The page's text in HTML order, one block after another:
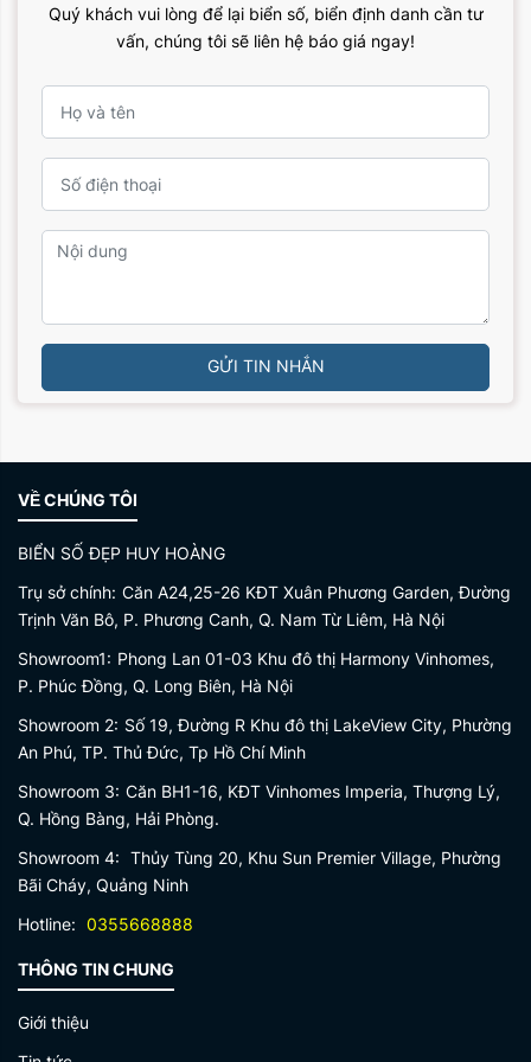
Quý khách vui lòng để lại biển số, biển định danh cần tư
vấn, chúng tôi sẽ liên hệ báo giá ngay!
GỬI TIN NHẮN
VỀ CHÚNG TÔI
BIỂN SỐ ĐẸP HUY HOÀNG
Trụ sở chính: Căn A24,25-26 KĐT Xuân Phương Garden, Đường
Trịnh Văn Bô, P. Phương Canh, Q. Nam Từ Liêm, Hà Nội
Showroom1: Phong Lan 01-03 Khu đô thị Harmony Vinhomes,
P. Phúc Đồng, Q. Long Biên, Hà Nội
Showroom 2: Số 19, Đường R Khu đô thị LakeView City, Phường
An Phú, TP. Thủ Đức, Tp Hồ Chí Minh
Showroom 3: Căn BH1-16, KĐT Vinhomes Imperia, Thượng Lý,
Q. Hồng Bàng, Hải Phòng.
Showroom 4: Thủy Tùng 20, Khu Sun Premier Village, Phường
Bãi Cháy, Quảng Ninh
Hotline: 0355668888
THÔNG TIN CHUNG
Giới thiệu